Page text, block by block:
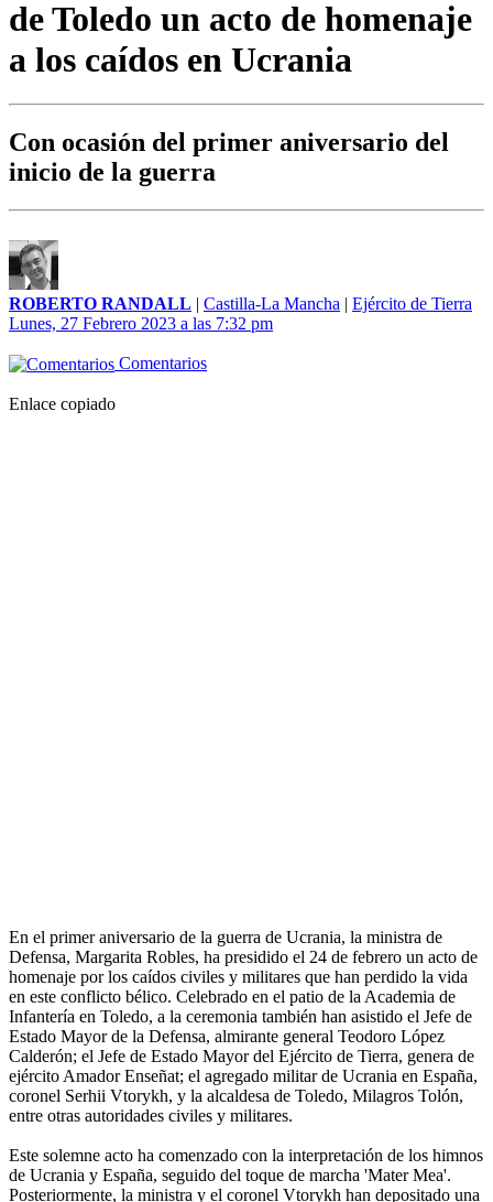
de Toledo un acto de homenaje
a los caídos en Ucrania
Con ocasión del primer aniversario del
inicio de la guerra
ROBERTO RANDALL | Castilla-La Mancha | Ejército de Tierra
Lunes, 27 Febrero 2023 a las 7:32 pm
Comentarios
Enlace copiado
En el primer aniversario de la guerra de Ucrania, la ministra de
Defensa, Margarita Robles, ha presidido el 24 de febrero un acto de
homenaje por los caídos civiles y militares que han perdido la vida
en este conflicto bélico. Celebrado en el patio de la Academia de
Infantería en Toledo, a la ceremonia también han asistido el Jefe de
Estado Mayor de la Defensa, almirante general Teodoro López
Calderón; el Jefe de Estado Mayor del Ejército de Tierra, genera de
ejército Amador Enseñat; el agregado militar de Ucrania en España,
coronel Serhii Vtorykh, y la alcaldesa de Toledo, Milagros Tolón,
entre otras autoridades civiles y militares.
Este solemne acto ha comenzado con la interpretación de los himnos
de Ucrania y España, seguido del toque de marcha 'Mater Mea'.
Posteriormente, la ministra y el coronel Vtorykh han depositado una